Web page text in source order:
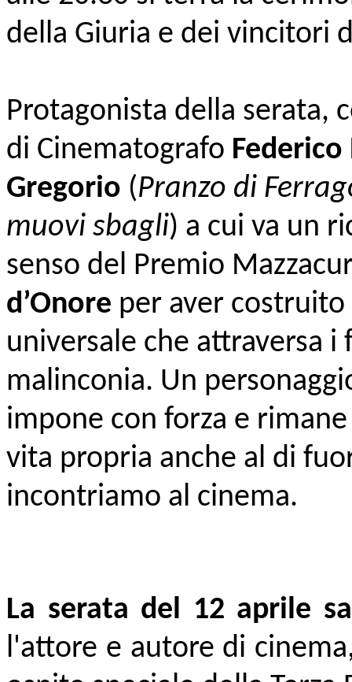
della Giuria e dei vincitori
Protagonista della serata,
di Cinematografo
Gregorio (Pranzo di
muovi sbagli) a cui va un
senso del Premio
d’Onore per aver
universale che attraversa
malinconia. Un
impone con forza e
vita propria anche al di
incontriamo al cinema.
La serata del 12 aprile
l'attore e autore di